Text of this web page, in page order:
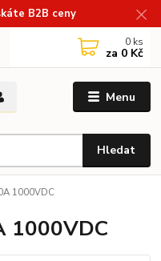
B2B ceny
Menu
Hledat
0 ks
za 0 Kč
1000VDC
1000VDC